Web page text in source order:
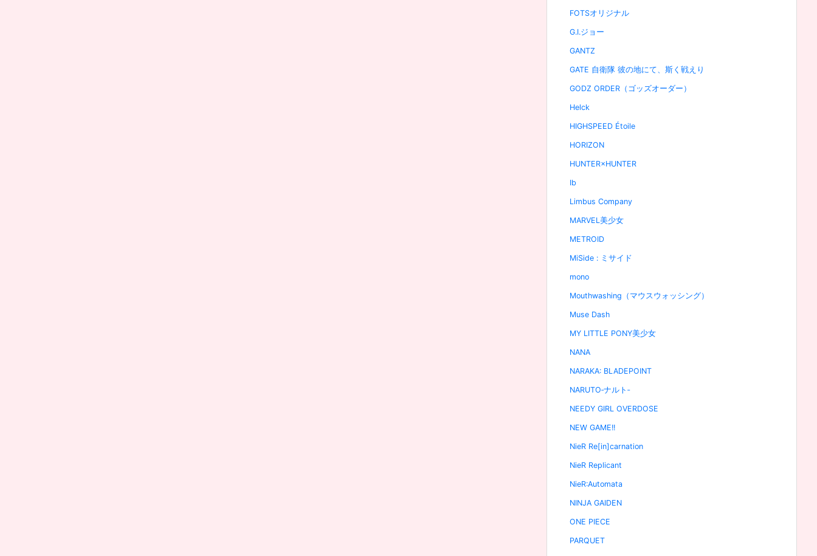
FOTSオリジナル
G.I.ジョー
GANTZ
GATE 自衛隊 彼の地にて、斯く戦えり
GODZ ORDER（ゴッズオーダー）
Helck
HIGHSPEED Étoile
HORIZON
HUNTER×HUNTER
Ib
Limbus Company
MARVEL美少女
METROID
MiSide : ミサイド
mono
Mouthwashing（マウスウォッシング）
Muse Dash
MY LITTLE PONY美少女
NANA
NARAKA: BLADEPOINT
NARUTO‐ナルト‐
NEEDY GIRL OVERDOSE
NEW GAME!!
NieR Re[in]carnation
NieR Replicant
NieR:Automata
NINJA GAIDEN
ONE PIECE
PARQUET